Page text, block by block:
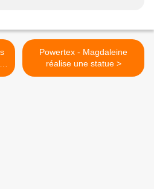
Powertex - Magdaleine
réalise une statue >